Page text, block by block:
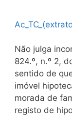
Não julga
824.º, n.º 2,
sentido de
imóvel
morada de
registo de